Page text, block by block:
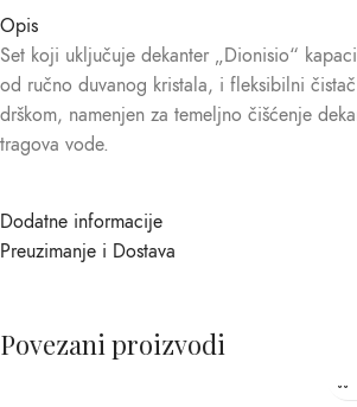
Opis
Set koji uključuje dekanter „Dionisio“
od ručno duvanog kristala, i fleksibilni
drškom, namenjen za temeljno čišćenje
tragova vode.
Dodatne informacije
Preuzimanje i Dostava
Povezani proizvodi